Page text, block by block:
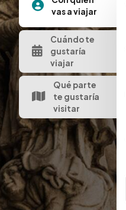
vas a viajar
Cuándo te
gustaría
viajar
Qué parte
te gustaría
visitar